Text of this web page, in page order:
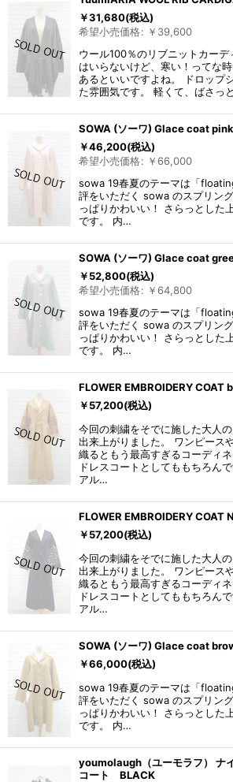
￥31,680(税込)
希望小売価格: ￥ 39,600
ウール100％のリブニットカー
はいらないけど、寒い！ってな
あるといいですよね。 ドロップ
た雰囲気です。 軽くて、ばさっ
SOWA (ソーワ) Glace coat pink
￥46,200(税込)
希望小売価格: ￥ 66,000
sowa 19春夏のテーマは「
評をいただく sowa のスプリン
っぱりかわいい！ さらっとした
です。 内…
SOWA (ソーワ) Glace coat
￥52,800(税込)
希望小売価格: ￥ 64,800
sowa 19春夏のテーマは「
評をいただく sowa のスプリン
っぱりかわいい！ さらっとした
です。 内…
FLOWER EMBROIDERY COAT
￥57,200(税込)
今回の刺繍をそでに施した大人
出来上がりました。 ワンピース
織るともう最高すぎるコーディネ
ドレスコートとしてももちろん
アル…
FLOWER EMBROIDERY COAT
￥57,200(税込)
今回の刺繍をそでに施した大人
出来上がりました。 ワンピース
織るともう最高すぎるコーディネ
ドレスコートとしてももちろん
アル…
SOWA (ソーワ) Glace coat
￥66,000(税込)
sowa 19春夏のテーマは「
評をいただく sowa のスプリン
っぱりかわいい！ さらっとした
です。 内…
youmolaugh（ユーモラフ） ナ
コート BLACK